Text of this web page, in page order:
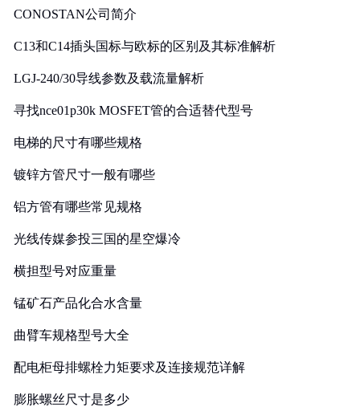
CONOSTAN公司简介
C13和C14插头国标与欧标的区别及其标准解析
LGJ-240/30导线参数及载流量解析
寻找nce01p30k MOSFET管的合适替代型号
电梯的尺寸有哪些规格
镀锌方管尺寸一般有哪些
铝方管有哪些常见规格
光线传媒参投三国的星空爆冷
横担型号对应重量
锰矿石产品化合水含量
曲臂车规格型号大全
配电柜母排螺栓力矩要求及连接规范详解
膨胀螺丝尺寸是多少